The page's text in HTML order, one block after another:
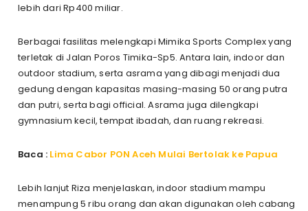
lebih dari Rp400 miliar.
Berbagai fasilitas melengkapi Mimika Sports Complex yang
terletak di Jalan Poros Timika-Sp5. Antara lain, indoor dan
outdoor stadium, serta asrama yang dibagi menjadi dua
gedung dengan kapasitas masing-masing 50 orang putra
dan putri, serta bagi official. Asrama juga dilengkapi
gymnasium kecil, tempat ibadah, dan ruang rekreasi.
Baca : Lima Cabor PON Aceh Mulai Bertolak ke Papua
Lebih lanjut Riza menjelaskan, indoor stadium mampu
menampung 5 ribu orang dan akan digunakan oleh cabang